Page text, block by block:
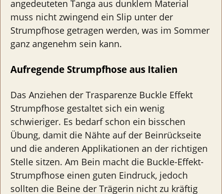
angedeuteten Tanga aus dunklem Material
muss nicht zwingend ein Slip unter der
Strumpfhose getragen werden, was im Sommer
ganz angenehm sein kann.
Aufregende Strumpfhose aus Italien
Das Anziehen der Trasparenze Buckle Effekt
Strumpfhose gestaltet sich ein wenig
schwieriger. Es bedarf schon ein bisschen
Übung, damit die Nähte auf der Beinrückseite
und die anderen Applikationen an der richtigen
Stelle sitzen. Am Bein macht die Buckle-Effekt-
Strumpfhose einen guten Eindruck, jedoch
sollten die Beine der Trägerin nicht zu kräftig